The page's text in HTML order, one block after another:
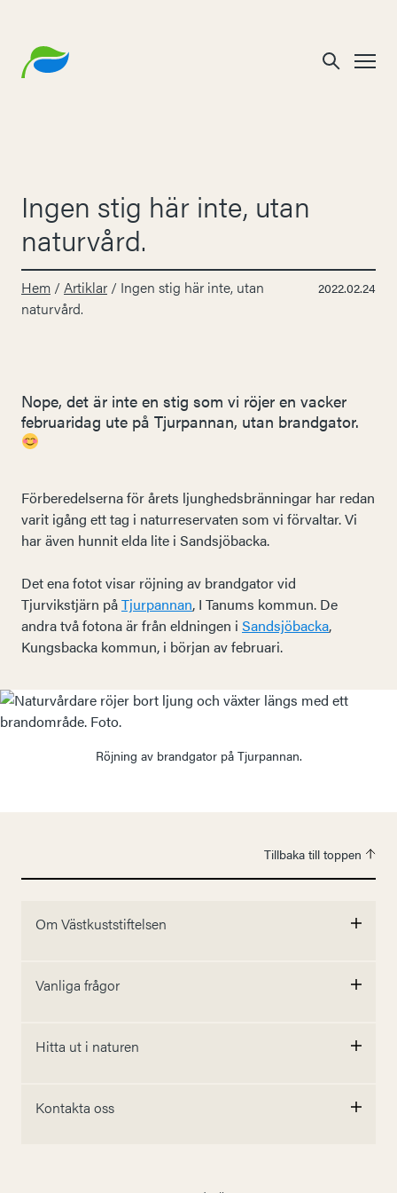
Ingen stig här inte, utan
naturvård.
Hem / Artiklar / Ingen stig här inte, utan
naturvård.
2022.02.24
Nope, det är inte en stig som vi röjer en vacker
februaridag ute på Tjurpannan, utan brandgator.
Förberedelserna för årets ljunghedsbränningar har redan
varit igång ett tag i naturreservaten som vi förvaltar. Vi
har även hunnit elda lite i Sandsjöbacka.
Det ena fotot visar röjning av brandgator vid
Tjurvikstjärn påTjurpannan, I Tanums kommun. De
andra två fotona är från eldningen i Sandsjöbacka,
Kungsbacka kommun, i början av februari.
Röjning av brandgator på Tjurpannan.
Tillbaka till toppen
Om Västkuststiftelsen
Vanliga frågor
Hitta ut i naturen
Kontakta oss